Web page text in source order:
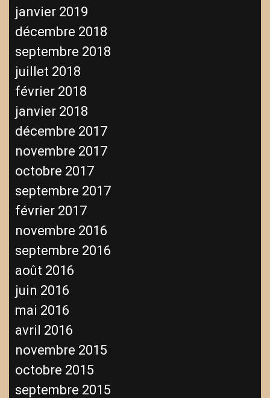
janvier 2019
décembre 2018
septembre 2018
juillet 2018
février 2018
janvier 2018
décembre 2017
novembre 2017
octobre 2017
septembre 2017
février 2017
novembre 2016
septembre 2016
août 2016
juin 2016
mai 2016
avril 2016
novembre 2015
octobre 2015
septembre 2015